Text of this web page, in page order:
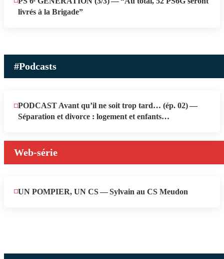
JUIN
19
livrés à la Brigade”
#Podcasts
MAI
13
PODCAST Avant qu’il ne soit trop tard… (ép. 02) —
Séparation et divorce : logement et enfants…
Web-série
MAI
UN POMPIER, UN CS — Sylvain au CS Meudon